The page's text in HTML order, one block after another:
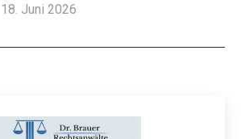
18. Juni 2026